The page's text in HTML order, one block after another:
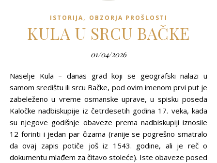
ISTORIJA, OBZORJA PROŠLOSTI
KULA U SRCU BAČKE
01/04/2026
Naselje Kula – danas grad koji se geografski nalazi u
samom središtu ili srcu Bačke, pod ovim imenom prvi put je
zabeleženo u vreme osmanske uprave, u spisku poseda
Kaločke nadbiskupije iz četrdesetih godina 17. veka, kada
su njegove godišnje obaveze prema nadbiskupiji iznosile
12 forinti i jedan par čizama (ranije se pogrešno smatralo
da ovaj zapis potiče još iz 1543. godine, ali je reč o
dokumentu mlađem za čitavo stoleće). Iste obaveze posed